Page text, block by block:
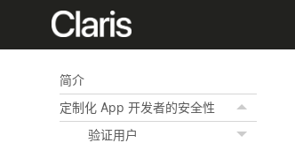
简介
定制化 App 开发者的安全性
验证用户